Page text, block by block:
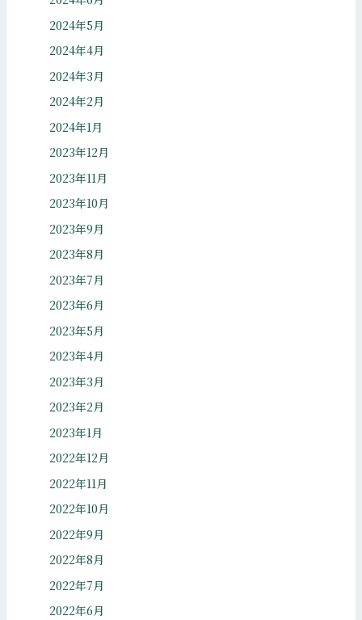
2024年5月
2024年4月
2024年3月
2024年2月
2024年1月
2023年12月
2023年11月
2023年10月
2023年9月
2023年8月
2023年7月
2023年6月
2023年5月
2023年4月
2023年3月
2023年2月
2023年1月
2022年12月
2022年11月
2022年10月
2022年9月
2022年8月
2022年7月
2022年6月